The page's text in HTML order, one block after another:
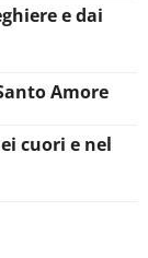
e dai
Amore
cuori e nel